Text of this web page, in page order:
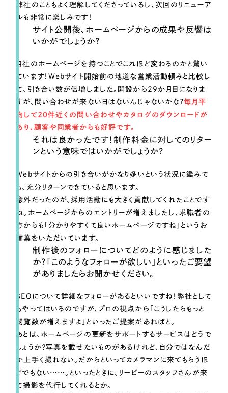
弊社のこともよく理解してくださっているし、次回のリニューア
ルも非常に楽しみです！
サイト公開後、ホームページからの成果や反響は
いかがでしょうか？
自社のホームページを持つことでこれほど変わるのかと驚い
ています！Webサイト開始前の地道な営業活動頼みと比較し
て、引き合い数が倍増しました。開設から29か月目になりま
すが、問い合わせが来ない日はないんじゃないかな？毎月平
均して20件近くの問い合わせやカタログのダウンロードが
あり、顧客や同業者からも好評です。
それは良かったです！制作料金に対してのリター
ンという意味ではいかがでしょうか？
Webサイトからの引き合いがかなり多いという状況に鑑みて
も、充分リターンできていると思います。
意外だったのが、採用活動にも大きく貢献してくれたことです
ね。ホームページからのエントリーが増えましたし、求職者の
方からも「分かりやすくて良いホームページですね」というお
言葉をいただいています。
制作後のフォローについてどのように感じました
か？「このようなフォローが欲しい」といったご要望
がありましたらお聞かせください。
SEOについて詳細なフォローがあるといいですね！弊社として
もやってはいるのですが、プロの視点から「こうしたらもっと
閲覧数が増えますよ」といったご提案があればと。
あとは、ホームページの更新をサポートするサービスはどうで
しょうか？写真を載せたいものがあるけれど、自分ではなんだ
か上手く撮れない。だからといってカメラマンに来てもらうほ
どでもない……。といったときに、リーピーのスタッフさんが来
て撮影を代行してくれるとか。